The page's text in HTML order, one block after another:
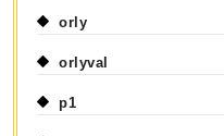
orly
orlyval
p1